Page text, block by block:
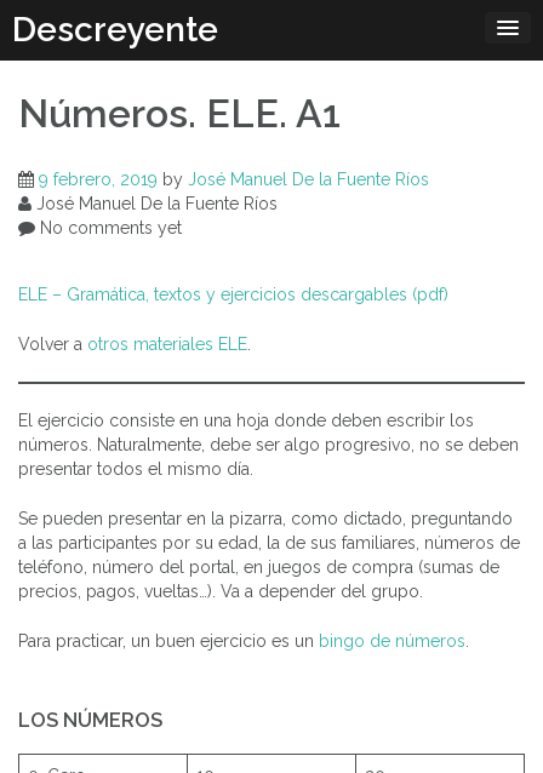
content
Descreyente
Números. ELE. A1
9 febrero, 2019 by José Manuel De la Fuente Ríos
José Manuel De la Fuente Ríos
No comments yet
ELE – Gramática, textos y ejercicios descargables (pdf)
Volver a otros materiales ELE
El ejercicio consiste en una hoja donde deben escribir los
números. Naturalmente, debe ser algo progresivo, no se deben
presentar todos el mismo día.
Se pueden presentar en la pizarra, como dictado, preguntando
a las participantes por su edad, la de sus familiares, números de
teléfono, número del portal, en juegos de compra (sumas de
precios, pagos, vueltas…). Va a depender del grupo.
Para practicar, un buen ejercicio es un bingo de números
LOS NÚMEROS